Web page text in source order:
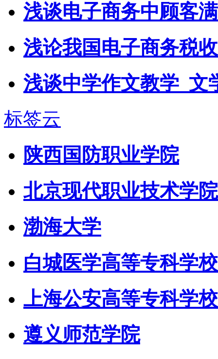
浅谈电子商务中顾客
浅论我国电子商务税
浅谈中学作文教学_文
标签云
陕西国防职业学院
北京现代职业技术学院
渤海大学
白城医学高等专科学校
上海公安高等专科学校
遵义师范学院